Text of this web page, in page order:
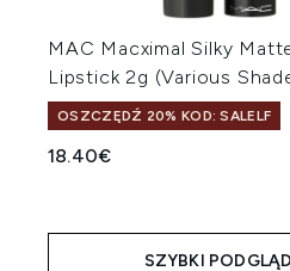
MAC Macximal Silky
Lipstick 2g (Various
OSZCZĘDŹ 20% KOD: SALELF
18.40€
SZYBKI PODGLĄD